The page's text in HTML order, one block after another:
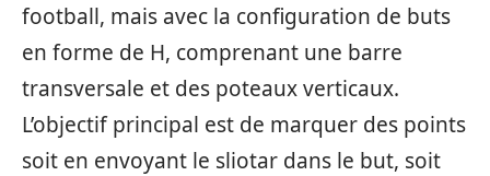
football, mais avec la configuration de buts
en forme de H, comprenant une barre
transversale et des poteaux verticaux.
L’objectif principal est de marquer des points
soit en envoyant le sliotar dans le but, soit